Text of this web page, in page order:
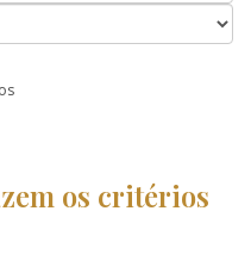
os critérios